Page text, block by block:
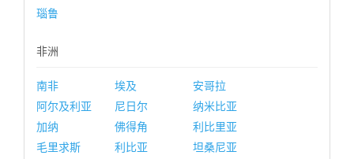
瑙鲁
非洲
南非 埃及
安哥拉
阿尔及利亚
尼日尔
纳米比亚
加纳
佛得角
利比里亚
毛里求斯
利比亚
坦桑尼亚